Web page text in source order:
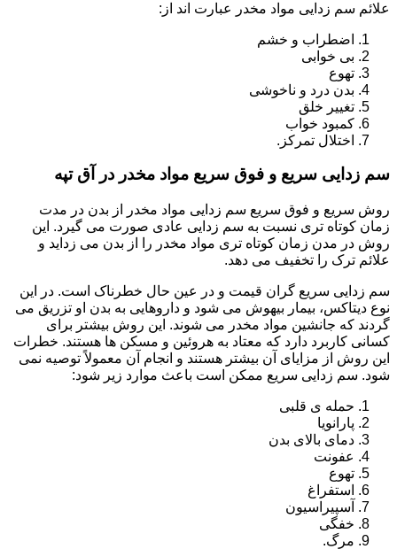
علائم سم زدایی مواد مخدر عبارت اند از:
اضطراب و خشم
بی خوابی
تهوع
بدن درد و ناخوشی
تغییر خلق
کمبود خواب
اختلال تمرکز.
سم زدایی سریع و فوق سریع مواد مخدر در آق تپه
روش سریع و فوق سریع سم زدایی مواد مخدر از بدن در مدت
زمان کوتاه تری نسبت به سم زدایی عادی صورت می گیرد. این
روش در مدن زمان کوتاه تری مواد مخدر را از بدن می زداید و
علائم ترک را تخفیف می دهد.
سم زدایی سریع گران قیمت و در عین حال خطرناک است. در این
نوع دیتاکس، بیمار بیهوش می شود و داروهایی به بدن او تزریق می
گردند که جانشین مواد مخدر می شوند. این روش بیشتر برای
کسانی کاربرد دارد که معتاد به هروئین و مسکن ها هستند. خطرات
این روش از مزایای آن بیشتر هستند و انجام آن معمولاً توصیه نمی
شود. سم زدایی سریع ممکن است باعث موارد زیر شود:
حمله ی قلبی
پارانویا
دمای بالای بدن
عفونت
تهوع
استفراغ
آسپیراسیون
خفگی
مرگ.